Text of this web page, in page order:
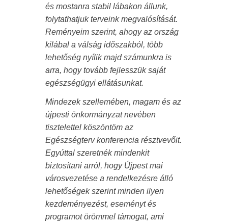
és mostanra stabil lábakon állunk,
folytathatjuk terveink megvalósítását.
Reményeim szerint, ahogy az ország
kilábal a válság időszakból, több
lehetőség nyílik majd számunkra is
arra, hogy tovább fejlesszük saját
egészségügyi ellátásunkat.
Mindezek szellemében, magam és az
újpesti önkormányzat nevében
tisztelettel köszöntöm az
Egészségterv konferencia résztvevőit.
Egyúttal szeretnék mindenkit
biztosítani arról, hogy Újpest mai
városvezetése a rendelkezésre álló
lehetőségek szerint minden ilyen
kezdeményezést, eseményt és
programot örömmel támogat, ami